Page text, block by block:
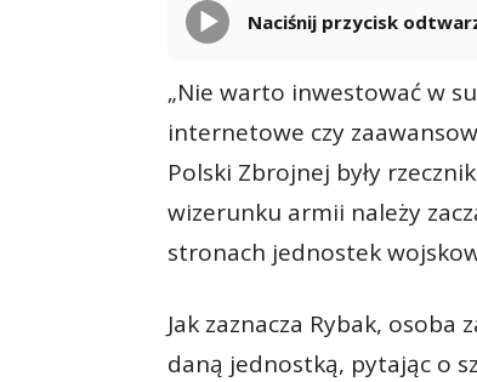
Naciśnij przycisk
„Nie warto inwestować w
internetowe czy
Polski Zbrojnej były
wizerunku armii należy
stronach jednostek
Jak zaznacza Rybak,
daną jednostką, pytając o